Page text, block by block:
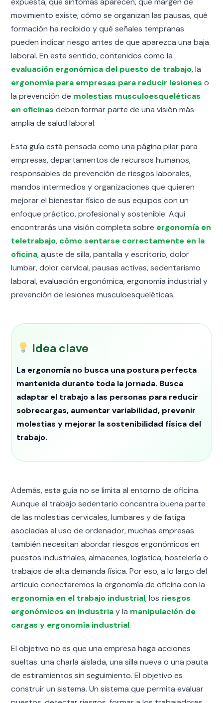
movimiento existe, cómo se organizan las pausas, qué
formación ha recibido y qué señales tempranas
pueden indicar riesgo antes de que aparezca una baja
laboral. En este sentido, contenidos como la
evaluación ergonómica del puesto de trabajo, la
ergonomía para empresas para reducir lesiones o
la prevención de molestias musculoesqueléticas
en oficinas deben formar parte de una visión más
amplia de salud laboral.
Esta guía está pensada como una página pilar para
empresas, departamentos de recursos humanos,
responsables de prevención de riesgos laborales,
mandos intermedios y organizaciones que quieren
mejorar el bienestar físico de sus equipos con un
enfoque práctico, profesional y sostenible. Aquí
encontrarás una visión completa sobre ergonomía en
teletrabajo, cómo sentarse correctamente en la
oficina, ajuste de silla, pantalla y escritorio, dolor
lumbar, dolor cervical, pausas activas, sedentarismo
laboral, evaluación ergonómica, ergonomía industrial y
prevención de lesiones musculoesqueléticas.
Idea clave
La ergonomía no busca una postura perfecta
mantenida durante toda la jornada. Busca
adaptar el trabajo a las personas para reducir
sobrecargas, aumentar variabilidad, prevenir
molestias y mejorar la sostenibilidad física del
trabajo.
Además, esta guía no se limita al entorno de oficina.
Aunque el trabajo sedentario concentra buena parte
de las molestias cervicales, lumbares y de fatiga
asociadas al uso de ordenador, muchas empresas
también necesitan abordar riesgos ergonómicos en
puestos industriales, almacenes, logística, hostelería o
trabajos de alta demanda física. Por eso, a lo largo del
artículo conectaremos la ergonomía de oficina con la
ergonomía en el trabajo industrial, los riesgos
ergonómicos en industriay la manipulación de
cargas y ergonomía industrial.
El objetivo no es que una empresa haga acciones
sueltas: una charla aislada, una silla nueva o una pauta
de estiramientos sin seguimiento. El objetivo es
construir un sistema. Un sistema que permita evaluar